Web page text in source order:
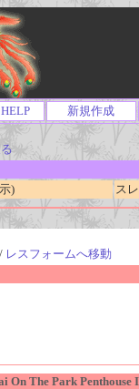
HELP 新規作成
)
ス
レスフォームへ移動
On The Park Penthouse